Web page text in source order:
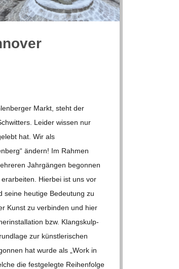
Markt, steht der
Lei­der wis­sen nur
hat. Wir als
ändern! Im Rah­men
Jahr­gän­gen begon­nen
Hier­bei ist uns vor
seine heu­tige Bedeu­tung zu
Kunst zu ver­bin­den und hier
bzw. Klang­skulp­
zur künst­le­ri­schen
hat wurde als „Work in
die fest­ge­legte Rei­hen­folge